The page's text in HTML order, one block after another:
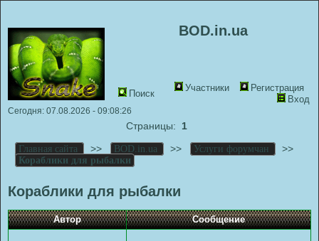
BOD.in.ua
Поиск
Участники
Регистрация
Вход
Сегодня: 07.08.2026 - 09:08:26
Страницы: 1
Главная сайта >> BOD.in.ua >> Услуги форумчан >>
Кораблики для рыбалки
Кораблики для рыбалки
Автор Сообщение